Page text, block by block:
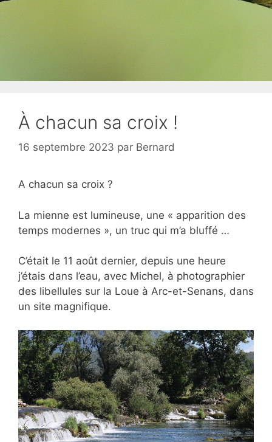
À chacun sa croix !
16 septembre 2023 par Bernard
A chacun sa croix ?
La mienne est lumineuse, une « apparition des
temps modernes », un truc qui m’a bluffé …
C’était le 11 août dernier, depuis une heure
j’étais dans l’eau, avec Michel, à photographier
des libellules sur la Loue à Arc-et-Senans, dans
un site magnifique.